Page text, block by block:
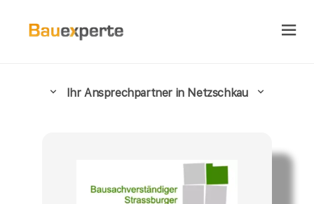
Ihr Ansprechpartner in Netzschkau